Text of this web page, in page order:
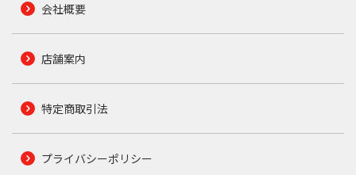
会社概要
店舗案内
特定商取引法
プライバシーポリシー